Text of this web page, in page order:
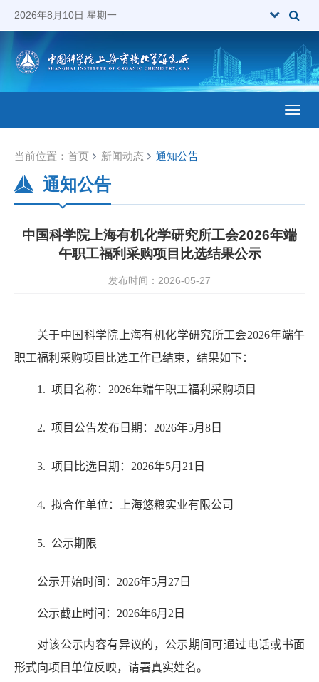
2026年8月10日 星期一
当前位置： 首页 新闻动态 通知公告
通知公告
中国科学院上海有机化学研究所工会2026年端
午职工福利采购项目比选结果公示
发布时间：2026-05-27
关于中国科学院 上海有机化学研究所工会2026年端午
职工福利采购项目 比选工作已结束，结果如下：
1. 项目名称： 2026年端午职工福利采购项目
2. 项目公告发布日期 ： 2026年5月 8 日
3. 项目 比选日期： 2026年5月 21 日
4. 拟合作单位： 上海悠粮实业有限公司
5. 公示期限
公示开始时间： 2026年5月 27 日
公示截止时间： 2026年6月 2 日
对该公示内容有异议的，公示期间可通过电话或书面
形式向项目单位反映，请署真实姓名。